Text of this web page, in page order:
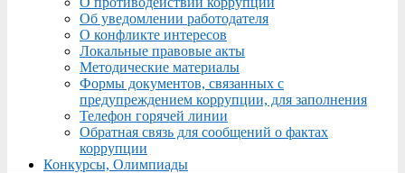
Об уведомлении работодателя
О конфликте интересов
Локальные правовые акты
Методические материалы
Формы документов, связанных с
предупреждением коррупции, для заполнения
Телефон горячей линии
Обратная связь для сообщений о фактах
коррупции
Конкурсы, Олимпиады